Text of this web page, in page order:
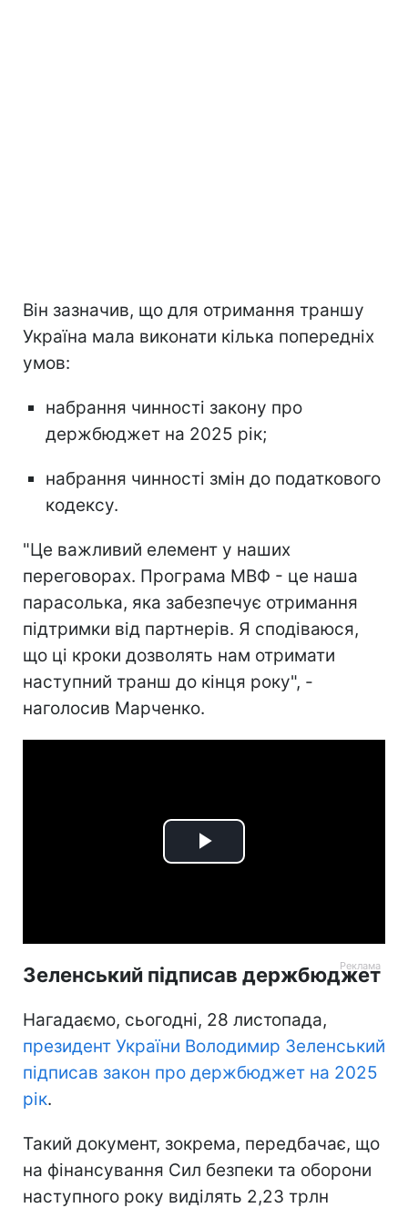
Він зазначив, що для отримання траншу
Україна мала виконати кілька попередніх
умов:
набрання чинності закону про
держбюджет на 2025 рік;
набрання чинності змін до податкового
кодексу.
"Це важливий елемент у наших
переговорах. Програма МВФ - це наша
парасолька, яка забезпечує отримання
підтримки від партнерів. Я сподіваюся,
що ці кроки дозволять нам отримати
наступний транш до кінця року", -
наголосив Марченко.
Play
Зеленський підписав держбюджет
Нагадаємо, сьогодні, 28 листопада,
президент України Володимир Зеленський
підписав закон про держбюджет на 2025
рік.
Такий документ, зокрема, передбачає, що
на фінансування Сил безпеки та оборони
наступного року виділять 2,23 трлн